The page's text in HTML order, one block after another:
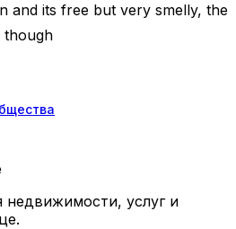
and its free but very smelly, the
though
услуг и